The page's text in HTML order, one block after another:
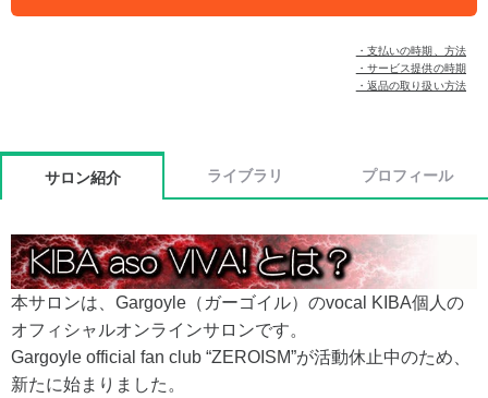
・支払いの時期、方法
・サービス提供の時期
・返品の取り扱い方法
サロン紹介 ライブラリ プロフィール
本サロンは、Gargoyle（ガーゴイル）のvocal KIBA個人の
オフィシャルオンラインサロンです。
Gargoyle official fan club “ZEROISM”が活動休止中のため、
新たに始まりました。